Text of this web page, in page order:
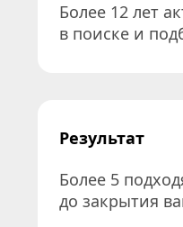
Более 12 лет
в поиске и
Результат
Более 5
до закрытия